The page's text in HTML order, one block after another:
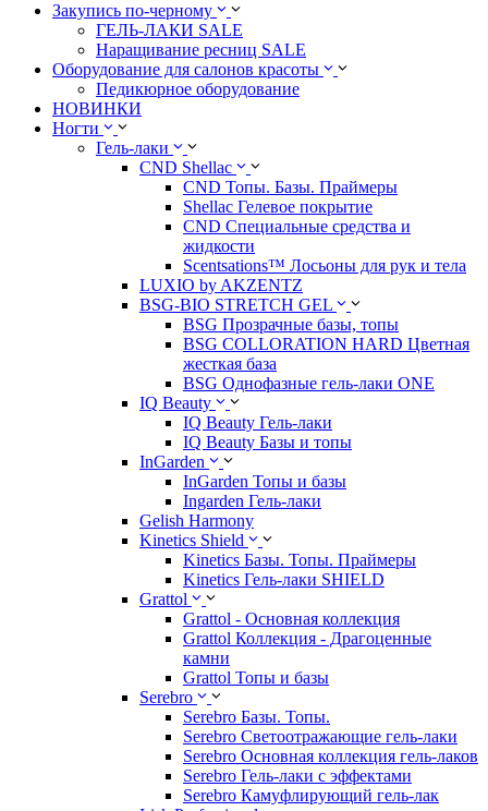
Закупись по-черному
ГЕЛЬ-ЛАКИ SALE
Наращивание ресниц SALE
Оборудование для салонов красоты
Педикюрное оборудование
НОВИНКИ
Ногти
Гель-лаки
CND Shellac
CND Топы. Базы. Праймеры
Shellac Гелевое покрытие
CND Специальные средства и
жидкости
Scentsations™ Лосьоны для рук и тела
LUXIO by AKZENTZ
BSG-BIO STRETCH GEL
BSG Прозрачные базы, топы
BSG COLLORATION HARD Цветная
жесткая база
BSG Однофазные гель-лаки ONE
IQ Beauty
IQ Beauty Гель-лаки
IQ Beauty Базы и топы
InGarden
InGarden Топы и базы
Ingarden Гель-лаки
Gelish Harmony
Kinetics Shield
Kinetics Базы. Топы. Праймеры
Kinetics Гель-лаки SHIELD
Grattol
Grattol - Oснoвнaя коллекция
Grattol Коллекция - Драгоценные
камни
Grattol Топы и базы
Serebro
Serebro Базы. Топы.
Serebro Светоотражающие гель-лаки
Serebro Основная коллекция гель-лаков
Serebro Гель-лаки с эффектами
Serebro Камуфлирующий гель-лак